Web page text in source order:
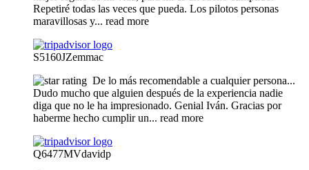
Repetiré todas las veces que pueda. Los pilotos personas
maravillosas y... read more
S5160JZemmac
De lo más recomendable a cualquier persona...
Dudo mucho que alguien después de la experiencia nadie
diga que no le ha impresionado. Genial Iván. Gracias por
haberme hecho cumplir un... read more
Q6477MVdavidp